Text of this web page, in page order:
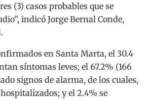
(3) casos probables que se
indicó Jorge Bernal Conde,
en Santa Marta, el 30.4
síntomas leves; el 67.2% (166
signos de alarma, de los cuales,
y el 2.4% se